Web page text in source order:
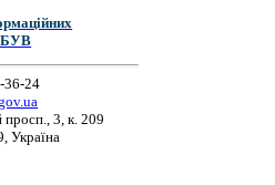
36-24
просп., 3, к. 209
Україна